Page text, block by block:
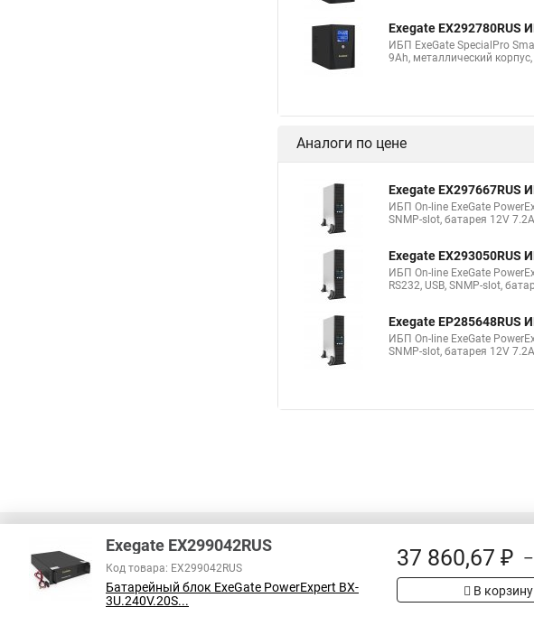
Exegate EX292780RUS
ИБП ExeGate SpecialPro
9Ah, металлический
Аналоги по цене
Exegate EX297667RUS
ИБП On-line ExeGate
SNMP-slot, батарея 12V
Exegate EX293050RUS
ИБП On-line ExeGate
RS232, USB, SNMP-slot,
Exegate EP285648RUS
ИБП On-line ExeGate
SNMP-slot, батарея 12V
В соответствии с пунктом 2 статьи 437 ГК РФ, вся информация о товарах на сайте имеет
справочный характер и не является публичной офертой. При покупке проверяйте товар
Exegate EX299042RUS
Код товара: EX299042RUS
Батарейный блок ExeGate PowerExpert BX-
3U.240V.20S...
37 860,67 ₽ –
В корзину